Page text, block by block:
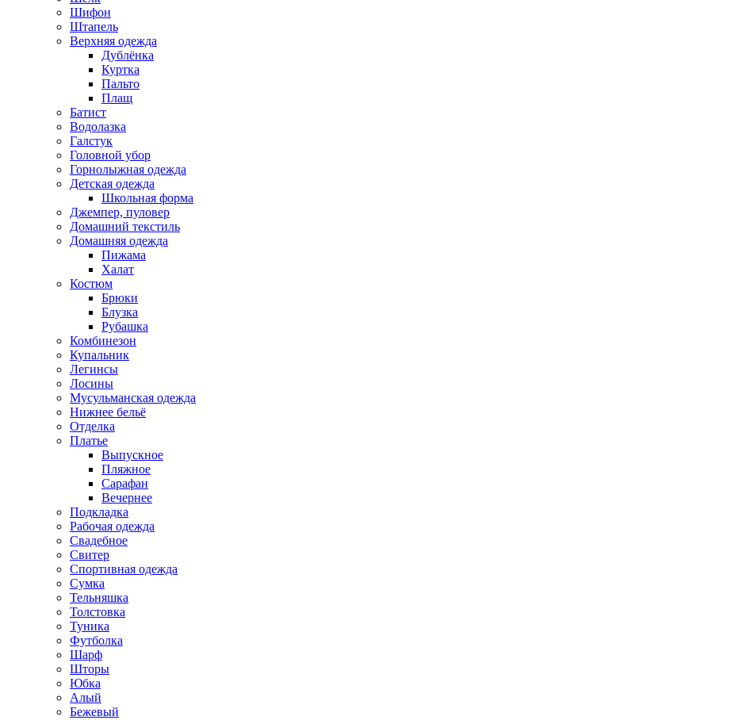
Шифон
Штапель
Верхняя одежда
Дублёнка
Куртка
Пальто
Плащ
Батист
Водолазка
Галстук
Головной убор
Горнолыжная одежда
Детская одежда
Школьная форма
Джемпер, пуловер
Домашний текстиль
Домашняя одежда
Пижама
Халат
Костюм
Брюки
Блузка
Рубашка
Комбинезон
Купальник
Легинсы
Лосины
Мусульманская одежда
Нижнее бельё
Отделка
Платье
Выпускное
Пляжное
Сарафан
Вечернее
Подкладка
Рабочая одежда
Свадебное
Свитер
Спортивная одежда
Сумка
Тельняшка
Толстовка
Туника
Футболка
Шарф
Шторы
Юбка
Алый
Бежевый